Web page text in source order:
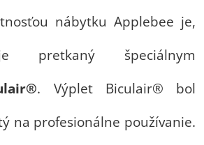
nábytku Applebee je,
špeciálnym
. Výplet Biculair® bol
na profesionálne používanie.